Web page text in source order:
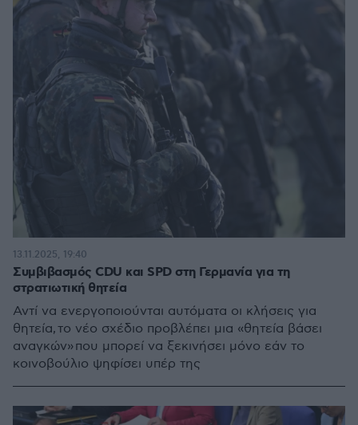
Συμβιβασμός CDU και SPD στη Γερμανία για τη
στρατιωτική θητεία
Αντί να ενεργοποιούνται αυτόματα οι κλήσεις για
θητεία, το νέο σχέδιο προβλέπει μια «θητεία βάσει
αναγκών» που μπορεί να ξεκινήσει μόνο εάν το
κοινοβούλιο ψηφίσει υπέρ της
13.11.2025, 19:40